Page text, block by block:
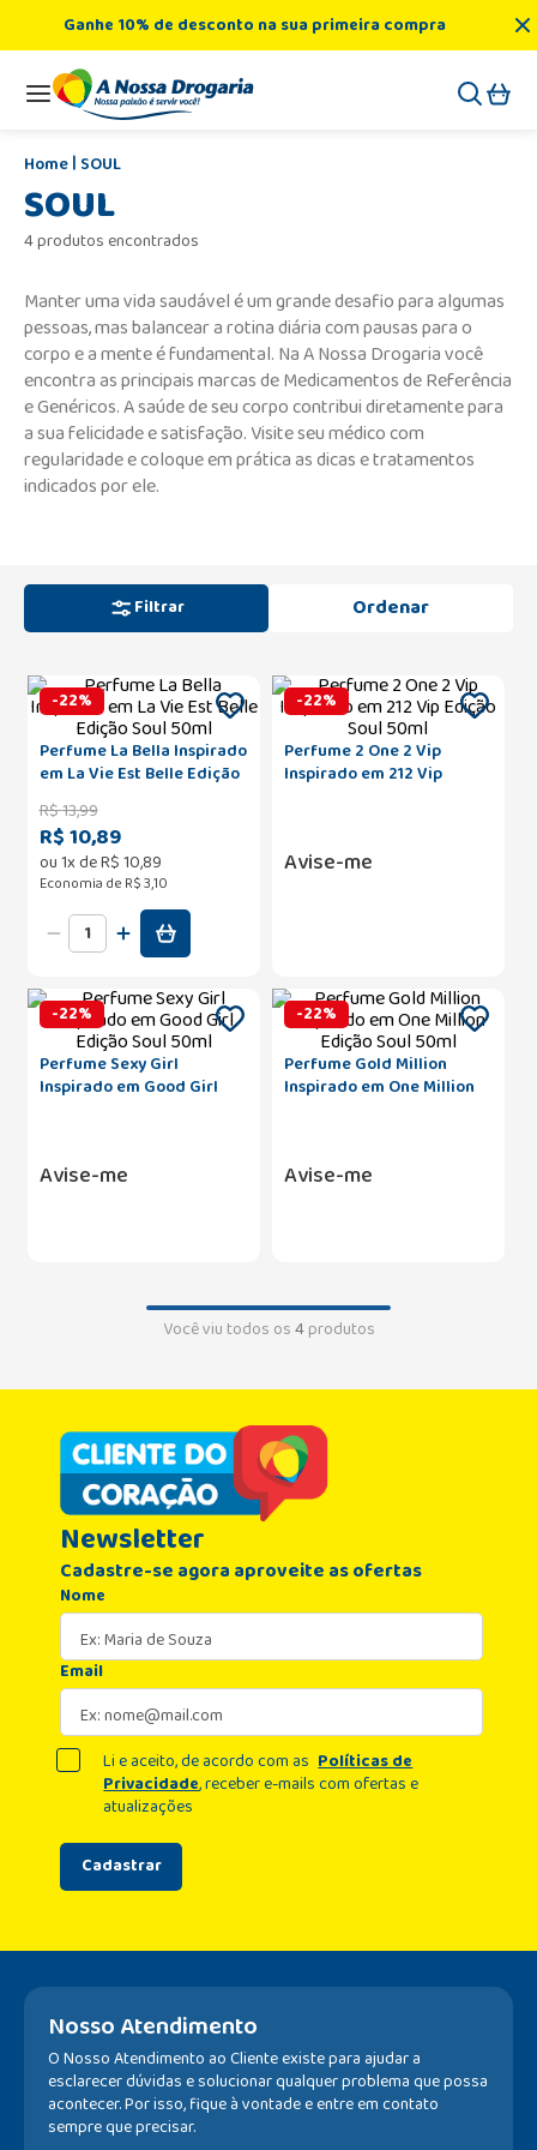
Ganhe 10% de desconto na sua primeira compra
SOUL
SOUL
4 produtos encontrados
Manter uma vida saudável é um grande desafio para algumas
pessoas, mas balancear a rotina diária com pausas para o
corpo e a mente é fundamental. Na A Nossa Drogaria você
encontra as principais marcas de Medicamentos de Referência
e Genéricos. A saúde de seu corpo contribui diretamente para
a sua felicidade e satisfação. Visite seu médico com
regularidade e coloque em prática as dicas e tratamentos
indicados por ele.
Filtrar
-22%
Perfume La Bella Inspirado
em La Vie Est Belle Edição
Soul 50ml
R$13,99
R$ 10,89
ou1x deR$10,89
Economia de R$ 3,10
-22%
Perfume 2 One 2 Vip
Inspirado em 212 Vip
Avise-me
-22%
Perfume Sexy Girl
Inspirado em Good Girl
Avise-me
-22%
Perfume Gold Million
Inspirado em One Million
Avise-me
Você viu todos os4produtos
Newsletter
Cadastre-se agora aproveite as ofertas
Nome
Email
Cadastrar
Li e aceito, de acordo com as Políticas de
Privacidade, receber e-mails com ofertas e
atualizações
Nosso Atendimento
O Nosso Atendimento ao Cliente existe para ajudar a
esclarecer dúvidas e solucionar qualquer problema que possa
acontecer. Por isso, fique à vontade e entre em contato
sempre que precisar.